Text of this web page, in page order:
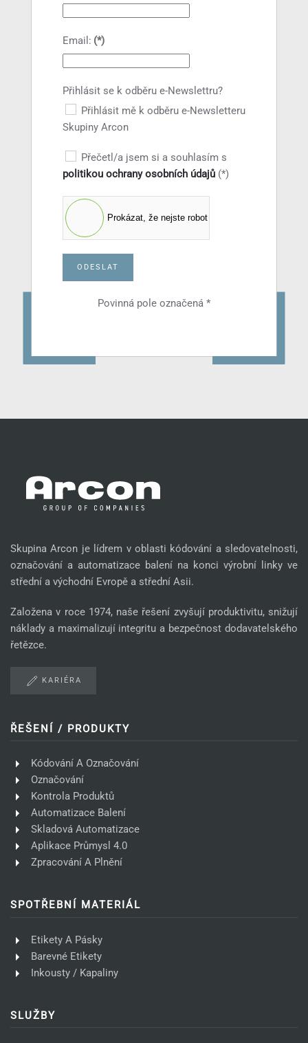
Email: (*)
Přihlásit se k odběru e-Newslettru?
Přihlásit mě k odběru e-Newsletteru
Skupiny Arcon
Přečetl/a jsem si a souhlasím s
politikou ochrany osobních údajů (*)
Prokázat, že nejste robot
ODESLAT
Povinná pole označená *
Skupina Arcon je lídrem v oblasti kódování a sledovatelnosti,
označování a automatizace balení na konci výrobní linky ve
střední a východní Evropě a střední Asii.
Založena v roce 1974, naše řešení zvyšují produktivitu, snižují
náklady a maximalizují integritu a bezpečnost dodavatelského
řetězce.
KARIÉRA
ŘEŠENÍ / PRODUKTY
Kódování A Označování
Označování
Kontrola Produktů
Automatizace Balení
Skladová Automatizace
Aplikace Průmysl 4.0
Zpracování A Plnění
SPOTŘEBNÍ MATERIÁL
Etikety A Pásky
Barevné Etikety
Inkousty / Kapaliny
SLUŽBY